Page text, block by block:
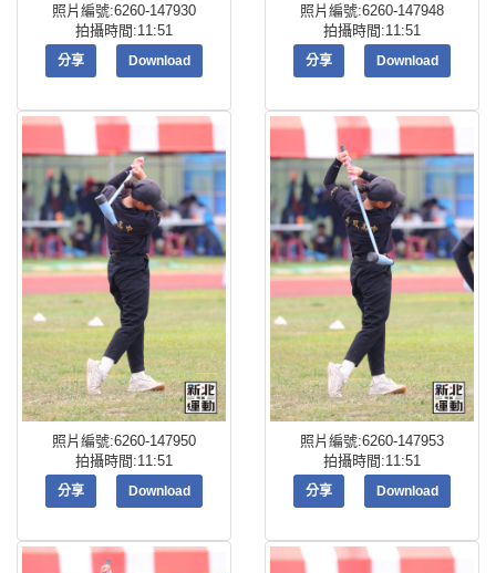
照片編號:6260-147930
拍攝時間:11:51
分享 Download
照片編號:6260-147948
拍攝時間:11:51
分享 Download
照片編號:6260-147950
拍攝時間:11:51
分享 Download
照片編號:6260-147953
拍攝時間:11:51
分享 Download